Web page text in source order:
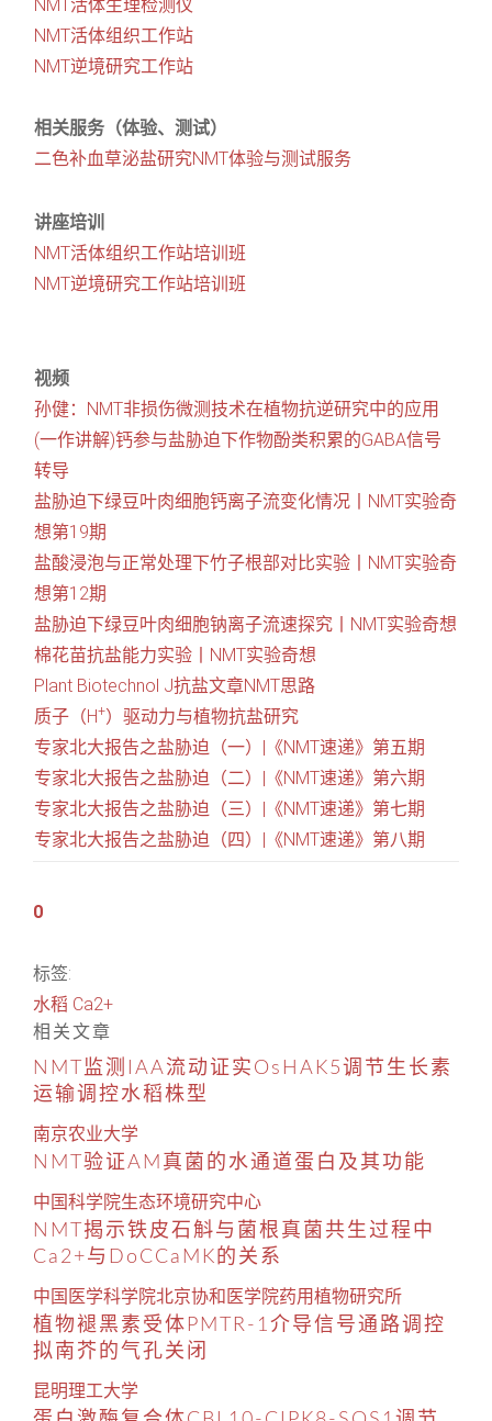
NMT活体生理检测仪
NMT活体组织工作站
NMT逆境研究工作站
相关服务（体验、测试）
二色补血草泌盐研究NMT体验与测试服务
讲座培训
NMT活体组织工作站培训班
NMT逆境研究工作站培训班
视频
孙健：NMT非损伤微测技术在植物抗逆研究中的应用
(一作讲解)钙参与盐胁迫下作物酚类积累的GABA信号
转导
盐胁迫下绿豆叶肉细胞钙离子流变化情况丨NMT实验奇
想第19期
盐酸浸泡与正常处理下竹子根部对比实验丨NMT实验奇
想第12期
盐胁迫下绿豆叶肉细胞钠离子流速探究丨NMT实验奇想
棉花苗抗盐能力实验丨NMT实验奇想
Plant Biotechnol J抗盐文章NMT思路
质子（H+）驱动力与植物抗盐研究
专家北大报告之盐胁迫（一）| 《NMT速递》第五期
专家北大报告之盐胁迫（二）| 《NMT速递》第六期
专家北大报告之盐胁迫（三）|《NMT速递》第七期
专家北大报告之盐胁迫（四）| 《NMT速递》第八期
0
标签:
水稻 Ca2+
相关文章
NMT监测IAA流动证实OsHAK5调节生长素
运输调控水稻株型
南京农业大学
NMT验证AM真菌的水通道蛋白及其功能
中国科学院生态环境研究中心
NMT揭示铁皮石斛与菌根真菌共生过程中
Ca2+与DoCCaMK的关系
中国医学科学院北京协和医学院药用植物研究所
植物褪黑素受体PMTR-1介导信号通路调控
拟南芥的气孔关闭
昆明理工大学